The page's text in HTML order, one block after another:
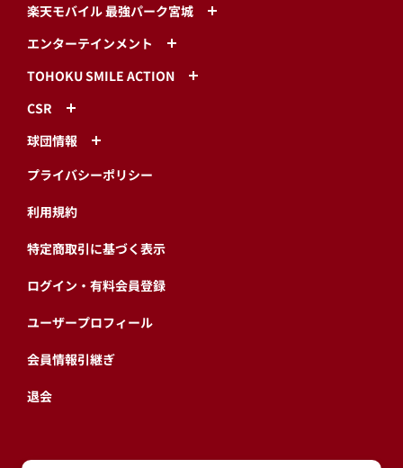
楽天モバイル 最強パーク宮城
エンターテインメント
TOHOKU SMILE ACTION
CSR
球団情報
プライバシーポリシー
利用規約
特定商取引に基づく表示
ログイン・有料会員登録
ユーザープロフィール
会員情報引継ぎ
退会